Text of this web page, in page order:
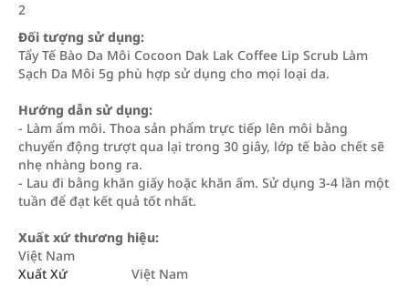
2
Đối tượng sử dụng:
Tẩy Tế Bào Da Môi Cocoon Dak Lak Coffee Lip Scrub Làm
Sạch Da Môi 5g phù hợp sử dụng cho mọi loại da.
Hướng dẫn sử dụng:
- Làm ẩm môi. Thoa sản phẩm trực tiếp lên môi bằng
chuyển động trượt qua lại trong 30 giây, lớp tế bào chết sẽ
nhẹ nhàng bong ra.
- Lau đi bằng khăn giấy hoặc khăn ấm. Sử dụng 3-4 lần một
tuần để đạt kết quả tốt nhất.
Xuất xứ thương hiệu:
Việt Nam
Xuất Xứ
Việt Nam